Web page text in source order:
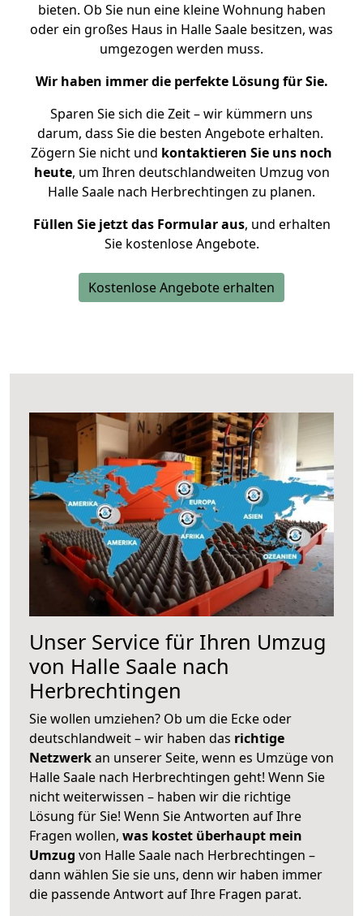
bieten. Ob Sie nun eine kleine Wohnung haben
oder ein großes Haus in Halle Saale besitzen, was
umgezogen werden muss.
Wir haben immer die perfekte Lösung für Sie.
Sparen Sie sich die Zeit – wir kümmern uns
darum, dass Sie die besten Angebote erhalten.
Zögern Sie nicht und kontaktieren Sie uns noch
heute, um Ihren deutschlandweiten Umzug von
Halle Saale nach Herbrechtingen zu planen.
Füllen Sie jetzt das Formular aus, und erhalten
Sie kostenlose Angebote.
Kostenlose Angebote erhalten
Unser Service für Ihren Umzug
von Halle Saale nach
Herbrechtingen
Sie wollen umziehen? Ob um die Ecke oder
deutschlandweit – wir haben das richtige
Netzwerkan unserer Seite, wenn es Umzüge von
Halle Saale nach Herbrechtingen geht! Wenn Sie
nicht weiterwissen – haben wir die richtige
Lösung für Sie! Wenn Sie Antworten auf Ihre
Fragen wollen, was kostet überhaupt mein
Umzug von Halle Saale nach Herbrechtingen –
dann wählen Sie sie uns, denn wir haben immer
die passende Antwort auf Ihre Fragen parat.